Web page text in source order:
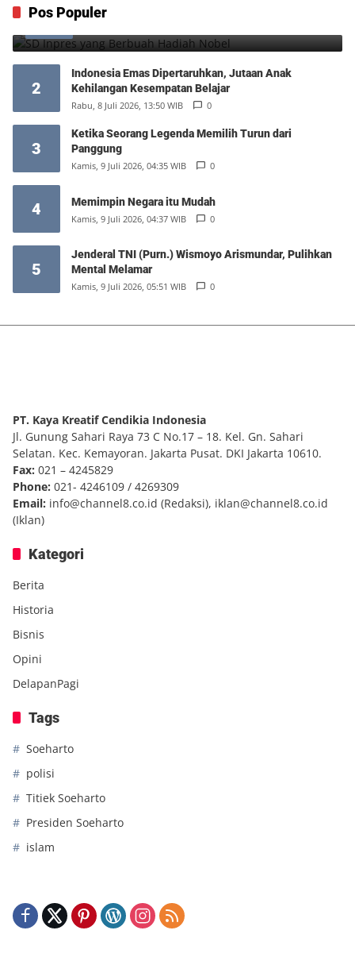
Pos Populer
1 SD Inpres yang Berbuah Hadiah Nobel
2
Indonesia Emas Dipertaruhkan, Jutaan Anak
Kehilangan Kesempatan Belajar
Rabu, 8 Juli 2026, 13:50 WIB 0
3
Ketika Seorang Legenda Memilih Turun dari
Panggung
Kamis, 9 Juli 2026, 04:35 WIB 0
4 Memimpin Negara itu Mudah
Kamis, 9 Juli 2026, 04:37 WIB 0
5
Jenderal TNI (Purn.) Wismoyo Arismundar, Pulihkan
Mental Melamar
Kamis, 9 Juli 2026, 05:51 WIB 0
PT. Kaya Kreatif Cendikia Indonesia
Jl. Gunung Sahari Raya 73 C No.17 – 18. Kel. Gn. Sahari
Selatan. Kec. Kemayoran. Jakarta Pusat. DKI Jakarta 10610.
Fax: 021 – 4245829
Phone: 021- 4246109 / 4269309
Email: info@channel8.co.id (Redaksi), iklan@channel8.co.id
(Iklan)
Kategori
Berita
Historia
Bisnis
Opini
DelapanPagi
Tags
Soeharto
polisi
Titiek Soeharto
Presiden Soeharto
islam